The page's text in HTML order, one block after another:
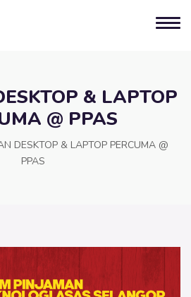
& LAPTOP
@ PPAS
DESKTOP & LAPTOP PERCUMA @
PPAS